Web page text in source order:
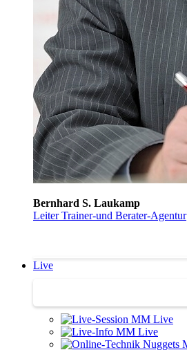
Bernhard S. Laukamp
Leiter Trainer-und Berater-Agentur
Live